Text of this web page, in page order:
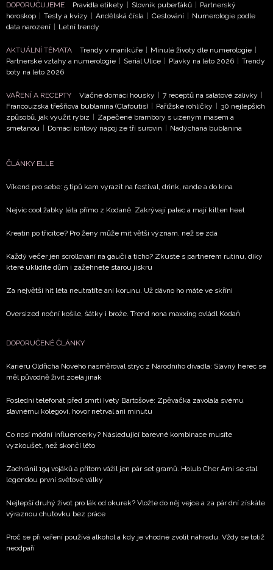
DOPORUČUJEME Pravidla etikety Slovník puberťáků
Partnerský
horoskop
Testy a kvízy Andělská čísla Cestování
Numerologie podle
data narození
Letní trendy
AKTUÁLNÍ TÉMATA Trendy v manikúře Minulé životy dle numerologie
Partnerské vztahy a numerologie
Seriál Ulice Plavky na léto 2026
Trendy
boty na léto 2026
VAŘENÍ A RECEPTY Vláčné domácí housky 7 receptů na salátové zálivky
Francouzská třešňová bublanina (Clafoutis)
Pařížské rohlíčky
30 nejlepších
způsobů, jak využít rybíz
Zapečené brambory s uzeným masem a
smetanou
Domácí iontový nápoj ze tří surovin Nadýchaná bublanina
ČLÁNKY ELLE
Víkend pro sebe: 5 tipů kam vyrazit na festival, drink, rande a do kina
Nejvíc cool žabky léta přímo z Kodaně. Zakrývají palec a mají kitten heel
Kreatin po třicítce? Pro ženy může mít větší význam, než se zdá
Každý večer jen scrollování na gauči a ticho? Zkuste s partnerem rutinu, díky
které uklidíte dům i zažehnete starou jiskru
Za největší hit léta neutratíte ani korunu. Už dávno ho máte ve skříni
Oversized noční košile, šátky i brože. Trend nona maxxing ovládl Kodaň
DOPORUČENÉ ČLÁNKY
Kariéru Oldřicha Nového nasměroval strýc z Národního divadla: Slavný herec se
měl původně živit zcela jinak
Poslední telefonát před smrtí Ivety Bartošové: Zpěvačka zavolala svému
slavnému kolegovi, hovor netrval ani minutu
Co nosí módní influencerky? Následující barevné kombinace musíte
vyzkoušet, než skončí léto
Zachránil 194 vojáků a přitom vážil jen pár set gramů. Holub Cher Ami se stal
legendou první světové války
Nejlepší druhý život pro lák od okurek? Vložte do něj vejce a za pár dní získáte
výraznou chuťovku bez práce
Proč se při vaření používá alkohol a kdy je vhodné zvolit náhradu. Vždy se totiž
neodpaří